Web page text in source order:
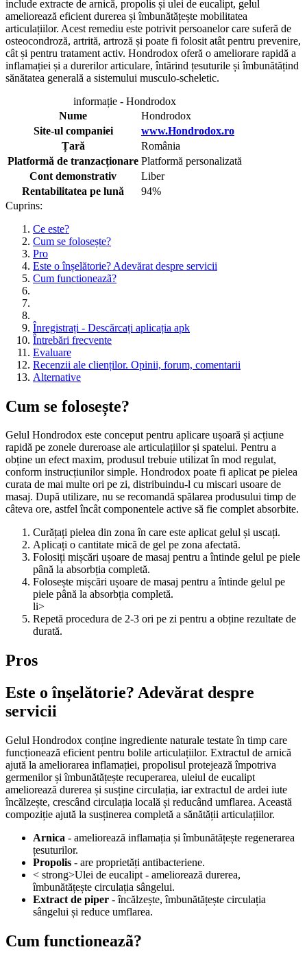
include extracte de arnică, propolis și ulei de eucalipt, gelul
ameliorează eficient durerea și îmbunătățește mobilitatea
articulațiilor. Acest remediu este potrivit persoanelor care suferă de
osteocondroză, artrită, artroză și poate fi folosit atât pentru prevenire,
cât și pentru tratament activ. Hondrodox oferă o ameliorare rapidă a
inflamației și a durerilor articulare, întărind țesuturile și îmbunătățind
sănătatea generală a sistemului musculo-scheletic.
informație - Hondrodox
Nume
Hondrodox
Site-ul companiei
www.Hondrodox.ro
Țară
România
Platformă de tranzacționare Platformă personalizată
Cont demonstrativ
Liber
Rentabilitatea pe lună
94%
Cuprins:
Ce este?
Cum se folosește?
Pro
Este o înșelătorie? Adevărat despre servicii
Cum functioneazã?
Înregistrați - Descărcați aplicația apk
Întrebări frecvente
Evaluare
Recenzii ale clienților. Opinii, forum, comentarii
Alternative
Cum se folosește?
Gelul Hondrodox este conceput pentru aplicare ușoară și acțiune
rapidă pe zonele dureroase ale articulațiilor și spatelui. Pentru a
obține un efect maxim, produsul trebuie utilizat în mod regulat,
conform instrucțiunilor simple. Hondrodox poate fi aplicat pe pielea
curata de mai multe ori pe zi, distribuindu-l cu miscari usoare de
masaj. După utilizare, nu se recomandă spălarea produsului timp de
câteva ore, astfel încât componentele active să fie complet absorbite.
Curățați pielea din zona în care este aplicat gelul și uscați.
Aplicați o cantitate mică de gel pe zona afectată.
Folosiți mișcări ușoare de masaj pentru a întinde gelul pe piele
până la absorbția completă.
Folosește mișcări ușoare de masaj pentru a întinde gelul pe
piele până la absorbția completă.
li>
Repetă procedura de 2-3 ori pe zi pentru a obține rezultate de
durată.
Pros
Este o înșelătorie? Adevărat despre
servicii
Gelul Hondrodox conține ingrediente naturale testate în timp care
funcționează eficient pentru bolile articulațiilor. Extractul de arnică
ajută la ameliorarea inflamației, propolisul protejează împotriva
germenilor și îmbunătățește recuperarea, uleiul de eucalipt
ameliorează durerea și susține circulația, iar extractul de ardei iute
încălzește, crescând circulația locală și reducând umflarea. Această
compoziție ajută la susținerea completă a sănătății articulațiilor.
Arnica - ameliorează inflamația și îmbunătățește regenerarea
țesuturilor.
Propolis - are proprietăți antibacteriene.
< strong>Ulei de eucalipt - ameliorează durerea,
îmbunătățește circulația sângelui.
Extract de piper - încălzește, îmbunătățește circulația
sângelui și reduce umflarea.
Cum functioneazã?